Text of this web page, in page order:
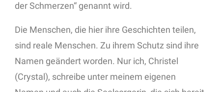
der Schmerzen“ genannt wird.
Die Menschen, die hier ihre Geschichten teilen,
sind reale Menschen. Zu ihrem Schutz sind ihre
Namen geändert worden. Nur ich, Christel
(Crystal), schreibe unter meinem eigenen